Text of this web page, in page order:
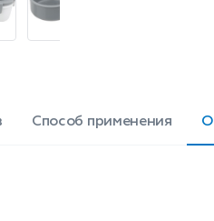
силикона
Способ применения